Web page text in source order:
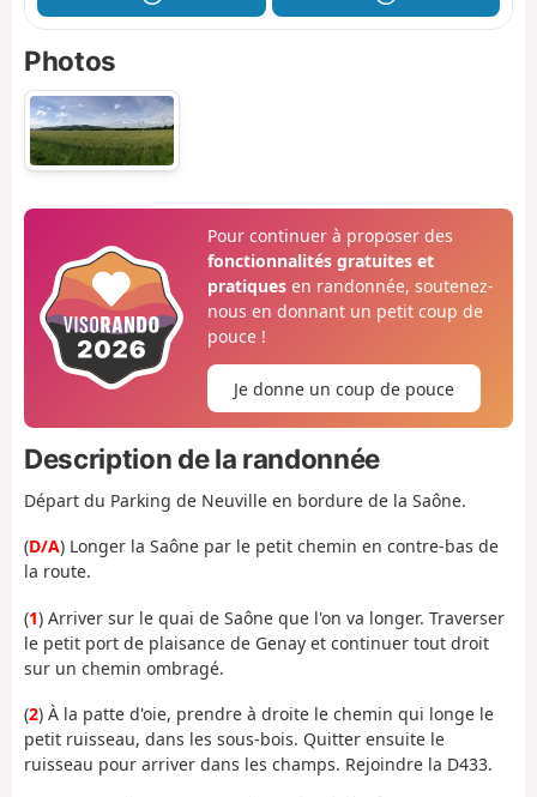
Photos
Pour continuer à proposer des
fonctionnalités gratuites et
pratiquesen randonnée, soutenez-
nous en donnant un petit coup de
pouce !
Je donne un coup de pouce
Description de la randonnée
Départ du Parking de Neuville en bordure de la Saône.
(D/A) Longer la Saône par le petit chemin en contre-bas de
la route.
(1) Arriver sur le quai de Saône que l'on va longer. Traverser
le petit port de plaisance de Genay et continuer tout droit
sur un chemin ombragé.
(2) À la patte d'oie, prendre à droite le chemin qui longe le
petit ruisseau, dans les sous-bois. Quitter ensuite le
ruisseau pour arriver dans les champs. Rejoindre la D433.